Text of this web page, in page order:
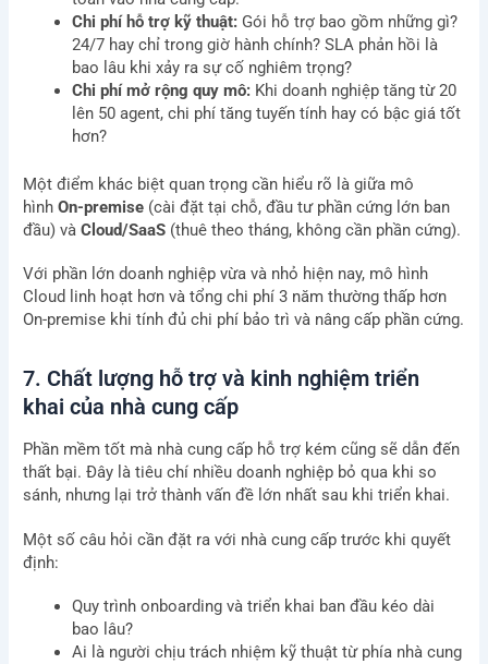
Chi phí hỗ trợ kỹ thuật:Gói hỗ trợ bao gồm những gì?
24/7 hay chỉ trong giờ hành chính? SLA phản hồi là
bao lâu khi xảy ra sự cố nghiêm trọng?
Chi phí mở rộng quy mô:Khi doanh nghiệp tăng từ 20
lên 50 agent, chi phí tăng tuyến tính hay có bậc giá tốt
hơn?
Một điểm khác biệt quan trọng cần hiểu rõ là giữa mô
hình On-premise(cài đặt tại chỗ, đầu tư phần cứng lớn ban
đầu) và Cloud/SaaS(thuê theo tháng, không cần phần cứng).
Với phần lớn doanh nghiệp vừa và nhỏ hiện nay, mô hình
Cloud linh hoạt hơn và tổng chi phí 3 năm thường thấp hơn
On-premise khi tính đủ chi phí bảo trì và nâng cấp phần cứng.
7. Chất lượng hỗ trợ và kinh nghiệm triển
khai của nhà cung cấp
Phần mềm tốt mà nhà cung cấp hỗ trợ kém cũng sẽ dẫn đến
thất bại. Đây là tiêu chí nhiều doanh nghiệp bỏ qua khi so
sánh, nhưng lại trở thành vấn đề lớn nhất sau khi triển khai.
Một số câu hỏi cần đặt ra với nhà cung cấp trước khi quyết
định:
Quy trình onboarding và triển khai ban đầu kéo dài
bao lâu?
Ai là người chịu trách nhiệm kỹ thuật từ phía nhà cung